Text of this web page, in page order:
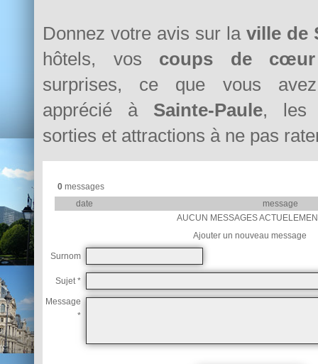
Donnez votre avis sur la ville de
hôtels, vos coups de cœur
surprises, ce que vous avez
apprécié à Sainte-Paule, les
sorties et attractions à ne pas
0messages
date
message
AUCUN MESSAGES
Ajouter un nouveau message
Surnom
Sujet *
Message
*